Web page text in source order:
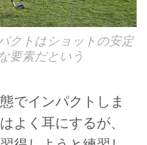
クトはショットの安定
要素だという
でインパクトしま
よく耳にするが、